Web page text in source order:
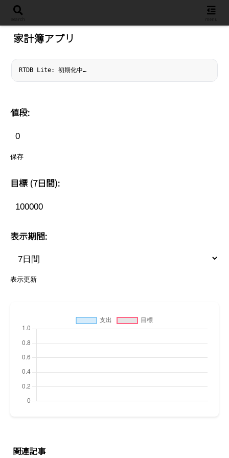
家計簿アプリ
RTDB Lite: 初期化中…
値段:
保存
目標 (7日間):
表示期間:
表示更新
関連記事